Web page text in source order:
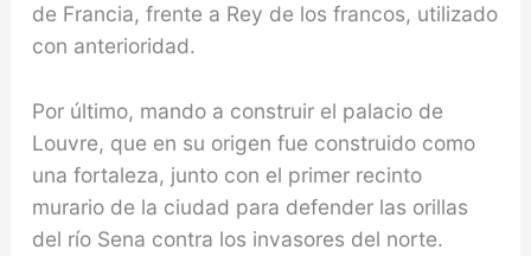
de Francia, frente a Rey de los francos, utiliza­do
con anterioridad.
Por último, mando a construir el palacio de
Louvre, que en su origen fue construi­do como
una fortaleza, junto con el primer recinto
murario de la ciudad para defender las orillas
del río Sena contra los invasores del norte.